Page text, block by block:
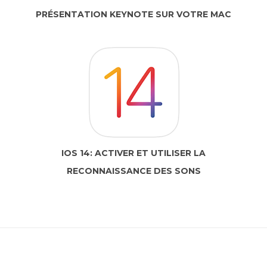
PRÉSENTATION KEYNOTE SUR VOTRE MAC
IOS 14: ACTIVER ET UTILISER LA
RECONNAISSANCE DES SONS